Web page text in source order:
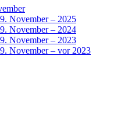
November – 2025
November – 2024
November – 2023
November – vor 2023